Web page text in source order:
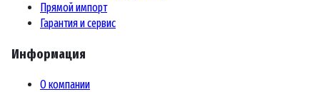
Прямой импорт
Гарантия и сервис
Информация
О компании